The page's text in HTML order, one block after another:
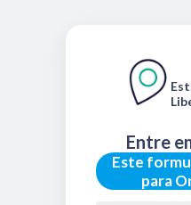
Este
para
Entre